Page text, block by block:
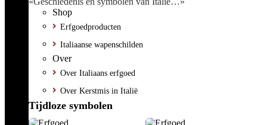
Shop
Erfgoedproducten
Italiaanse wapenschilden
Over
Over Italiaans erfgoed
Over Kerstmis in Italië
Tijdloze symbolen